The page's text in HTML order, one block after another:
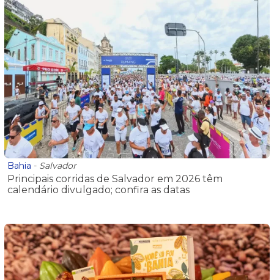
Bahia - Salvador
Principais corridas de Salvador em 2026 têm
calendário divulgado; confira as datas